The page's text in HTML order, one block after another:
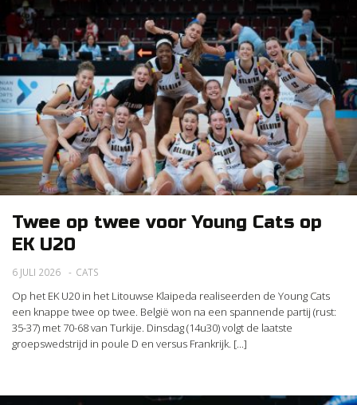
6 JULI 2026 CATS
Twee op twee voor Young Cats op
EK U20
Op het EK U20 in het Litouwse Klaipeda realiseerden de Young Cats
een knappe twee op twee. België won na een spannende partij (rust:
35-37) met 70-68 van Turkije. Dinsdag (14u30) volgt de laatste
groepswedstrijd in poule D en versus Frankrijk. [...]